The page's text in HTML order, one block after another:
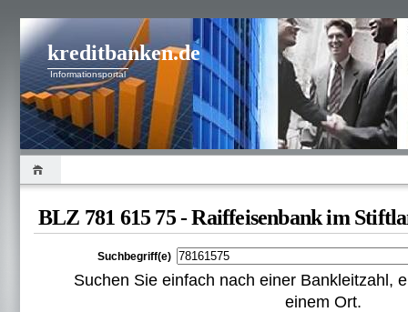
kreditbanken.de
Informationsportal
BLZ 781 615 75 - Raiffeisenbank im
Suchbegriff(e)
Suchen Sie einfach nach einer Bankleitzahl,
einem Ort.